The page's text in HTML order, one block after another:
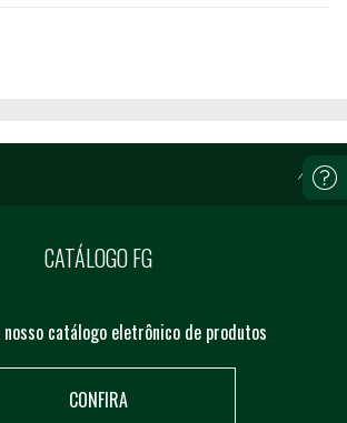
CATÁLOGO FG
nosso catálogo eletrônico de produtos
CONFIRA